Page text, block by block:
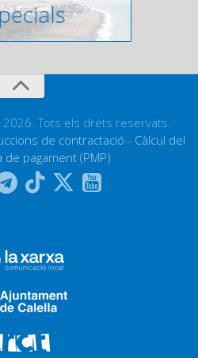
2026. Tots els drets reservats.
de contractació - Càlcul del
pagament (PMP)